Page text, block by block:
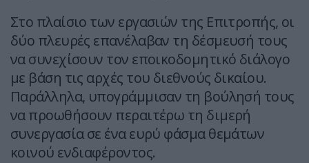
Στο πλαίσιο των εργασιών της Επιτροπής, οι
δύο πλευρές επανέλαβαν τη δέσμευσή τους
να συνεχίσουν τον εποικοδομητικό διάλογο
με βάση τις αρχές του διεθνούς δικαίου.
Παράλληλα, υπογράμμισαν τη βούλησή τους
να προωθήσουν περαιτέρω τη διμερή
συνεργασία σε ένα ευρύ φάσμα θεμάτων
κοινού ενδιαφέροντος.